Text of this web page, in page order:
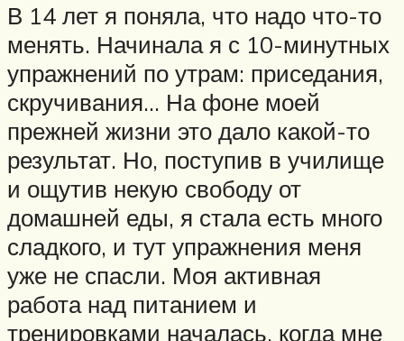
В 14 лет я поняла, что надо что-то
менять. Начинала я с 10-минутных
упражнений по утрам: приседания,
скручивания… На фоне моей
прежней жизни это дало какой-то
результат. Но, поступив в училище
и ощутив некую свободу от
домашней еды, я стала есть много
сладкого, и тут упражнения меня
уже не спасли. Моя активная
работа над питанием и
тренировками началась, когда мне